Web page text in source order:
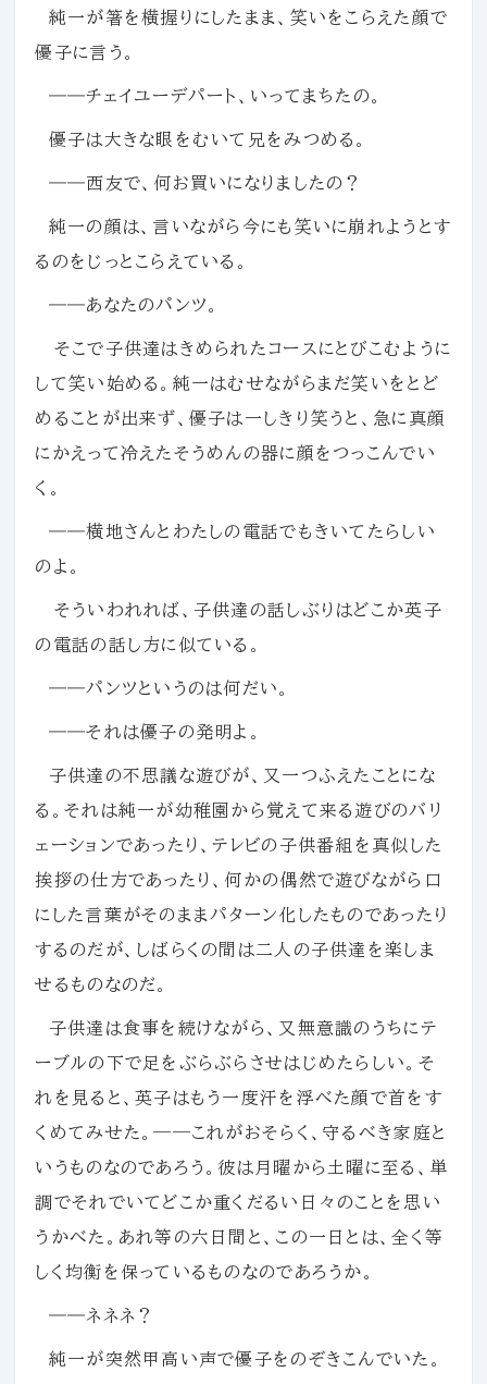
純一が箸を横握りにしたまま、笑いをこらえた顔で
優子に言う。
――チェイユーデパート、いってまちたの。
優子は大きな眼をむいて兄をみつめる。
――西友で、何お買いになりましたの？
純一の顔は、言いながら今にも笑いに崩れようとす
るのをじっとこらえている。
――あなたのパンツ。
そこで子供達はきめられたコースにとびこむように
して笑い始める。純一はむせながらまだ笑いをとど
めることが出来ず、優子は一しきり笑うと、急に真顔
にかえって冷えたそうめんの器に顔をつっこんでい
く。
――横地さんとわたしの電話でもきいてたらしい
のよ。
そういわれれば、子供達の話しぶりはどこか英子
の電話の話し方に似ている。
――パンツというのは何だい。
――それは優子の発明よ。
子供達の不思議な遊びが、又一つふえたことにな
る。それは純一が幼稚園から覚えて来る遊びのバリ
ェーションであったり、テレビの子供番組を真似した
挨拶の仕方であったり、何かの偶然で遊びながら口
にした言葉がそのままパターン化したものであったり
するのだが、しばらくの間は二人の子供達を楽しま
せるものなのだ。
子供達は食事を続けながら、又無意識のうちにテ
ーブルの下で足をぶらぶらさせはじめたらしい。そ
れを見ると、英子はもう一度汗を浮べた顔で首をす
くめてみせた。——これがおそらく、守るべき家庭と
いうものなのであろう。彼は月曜から土曜に至る、単
調でそれでいてどこか重くだるい日々のことを思い
うかべた。あれ等の六日間と、この一日とは、全く等
しく均衡を保っているものなのであろうか。
――ネネネ？
純一が突然甲高い声で優子をのぞきこんでいた。